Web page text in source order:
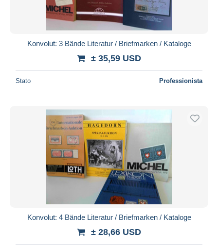
Konvolut: 3 Bände Literatur / Briefmarken / Kataloge
± 35,59 USD
Stato Professionista
Konvolut: 4 Bände Literatur / Briefmarken / Kataloge
± 28,66 USD